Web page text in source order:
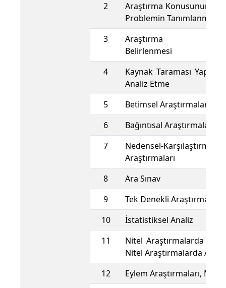
2
Araştırma Konusunun
Problemin Tanımlanması
3
Araştırma
Belirlenmesi
4
Kaynak Taraması
Analiz Etme
5
Betimsel Araştırmalar
6
Bağıntısal Araştırmalar
7
Nedensel-Karşılaştırma
Araştırmaları
8
Ara Sınav
9
Tek Denekli Araştırmalar
10
İstatistiksel Analiz
11
Nitel Araştırmalarda Veri
Nitel Araştırmalarda
12
Eylem Araştırmaları,